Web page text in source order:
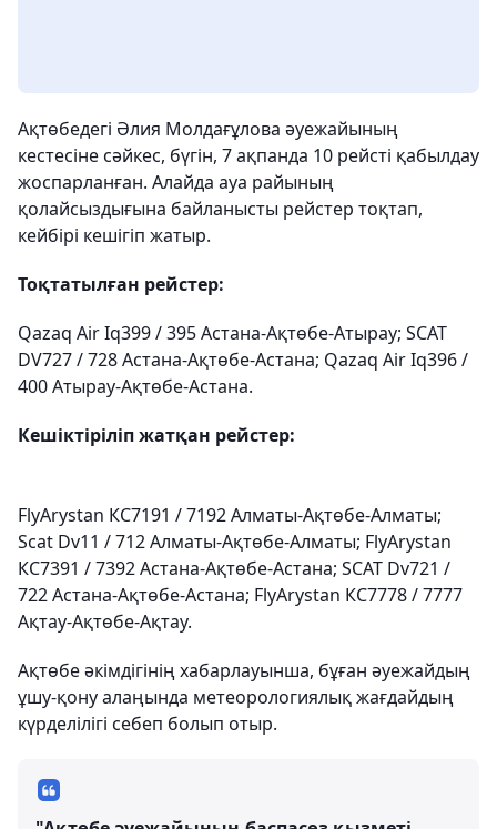
Ақтөбедегі Әлия Молдағұлова әуежайының
кестесіне сәйкес, бүгін, 7 ақпанда 10 рейсті қабылдау
жоспарланған. Алайда ауа райының
қолайсыздығына байланысты рейстер тоқтап,
кейбірі кешігіп жатыр.
Тоқтатылған рейстер:
Qazaq Air Iq399 / 395 Астана-Ақтөбе-Атырау; SCAT
DV727 / 728 Астана-Ақтөбе-Астана; Qazaq Air Iq396 /
400 Атырау-Ақтөбе-Астана.
Кешіктіріліп жатқан рейстер:
FlyArystan КС7191 / 7192 Алматы-Ақтөбе-Алматы;
Scat Dv11 / 712 Алматы-Ақтөбе-Алматы; FlyArystan
КС7391 / 7392 Астана-Ақтөбе-Астана; SCAT Dv721 /
722 Астана-Ақтөбе-Астана; FlyArystan КС7778 / 7777
Ақтау-Ақтөбе-Ақтау.
Ақтөбе әкімдігінің хабарлауынша, бұған әуежайдың
ұшу-қону алаңында метеорологиялық жағдайдың
күрделілігі себеп болып отыр.